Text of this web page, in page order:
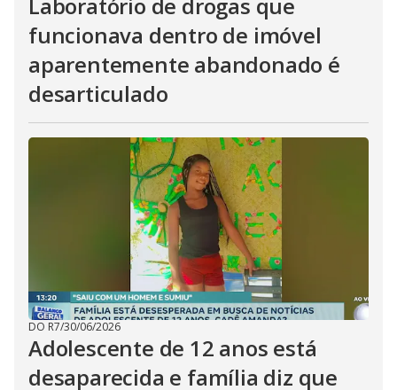
funcionava dentro de imóvel
aparentemente abandonado é
desarticulado
DO R7/30/06/2026
Adolescente de 12 anos está
desaparecida e família diz que